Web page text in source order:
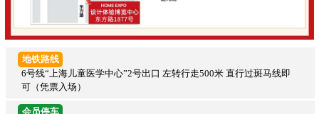
地铁路线
6号线“上海儿童医学中心”2号出口 左转行走500米 直行过斑马线即
可（凭票入场）
会员停车